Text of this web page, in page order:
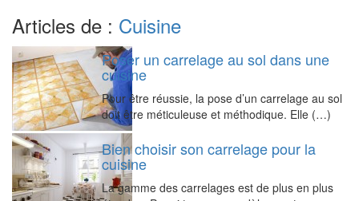
Articles de : Cuisine
Poser un carrelage au sol dans une
cuisine
Pour être réussie, la pose d’un carrelage au sol
doit être méticuleuse et méthodique. Elle (…)
Bien choisir son carrelage pour la
cuisine
La gamme des carrelages est de plus en plus